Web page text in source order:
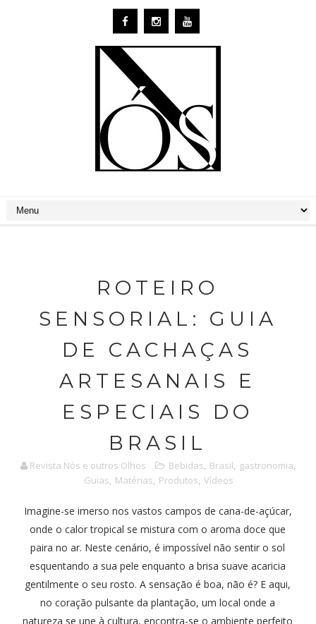
ROTEIRO
SENSORIAL: GUIA
DE CACHAÇAS
ARTESANAIS E
ESPECIAIS DO
BRASIL
Revista Nós e outros Olhos Bebidas, Brasil, gastronomia,
Guias, Matérias, Produtos, Vídeos
Imagine-se imerso nos vastos campos de cana-de-açúcar,
onde o calor tropical se mistura com o aroma doce que
paira no ar. Neste cenário, é impossível não sentir o sol
esquentando a sua pele enquanto a brisa suave acaricia
gentilmente o seu rosto. A sensação é boa, não é? E aqui,
no coração pulsante da plantação, um local onde a
natureza se une à cultura, encontra-se o ambiente perfeito